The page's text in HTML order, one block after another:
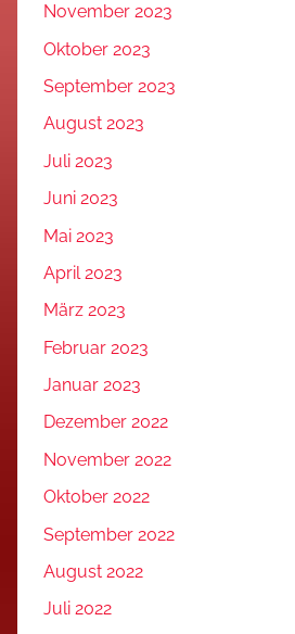
November 2023
Oktober 2023
September 2023
August 2023
Juli 2023
Juni 2023
Mai 2023
April 2023
März 2023
Februar 2023
Januar 2023
Dezember 2022
November 2022
Oktober 2022
September 2022
August 2022
Juli 2022